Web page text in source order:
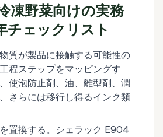
凍野菜向けの実務
チェックリスト
質が製品に接触する可能性の
程ステップをマッピングす
使泡防止剤、油、離型剤、潤
さらには移行し得るインク類
置換する。シェラック E904